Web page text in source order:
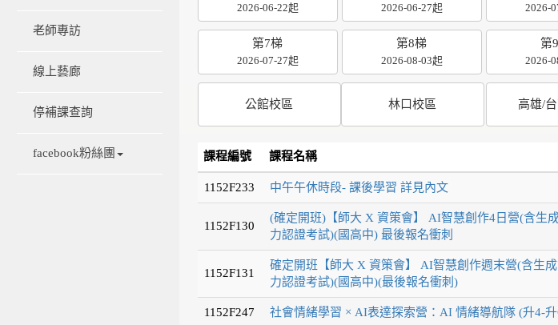
老師專訪
線上藝廊
停補課查詢
facebook粉絲團
2026-06-22起 2026-06-27起 2026-
第7梯
2026-07-27起
第8梯
2026-08-03起
第
2026-
公館校區 林口校區 高雄/
課程編號 課程名稱
1152F233 中午午休時段- 課後學習 詳見內文
1152F130
(確定開班)【師大 X 資策會】 AI智慧創作4日營(含生
力認證考試)(國高中) 最後報名衝刺
1152F131
確定開班【師大 X 資策會】 AI智慧創作週末營(含生
力認證考試)(國高中)(最後報名衝刺)
1152F247 社會情緒學習 × AI表達探索營：AI 情緒導航隊 (升4-